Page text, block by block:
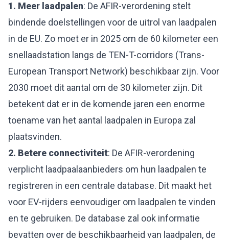
1. Meer laadpalen: De AFIR-verordening stelt
bindende doelstellingen voor de uitrol van laadpalen
in de EU. Zo moet er in 2025 om de 60 kilometer een
snellaadstation langs de TEN-T-corridors (Trans-
European Transport Network) beschikbaar zijn. Voor
2030 moet dit aantal om de 30 kilometer zijn. Dit
betekent dat er in de komende jaren een enorme
toename van het aantal laadpalen in Europa zal
plaatsvinden.
2. Betere connectiviteit: De AFIR-verordening
verplicht laadpaalaanbieders om hun laadpalen te
registreren in een centrale database. Dit maakt het
voor EV-rijders eenvoudiger om laadpalen te vinden
en te gebruiken. De database zal ook informatie
bevatten over de beschikbaarheid van laadpalen, de